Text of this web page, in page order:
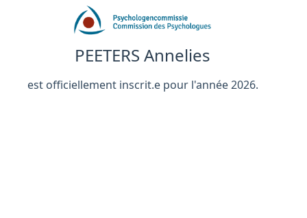
PEETERS Annelies
est officiellement inscrit.e pour l'année 2026.